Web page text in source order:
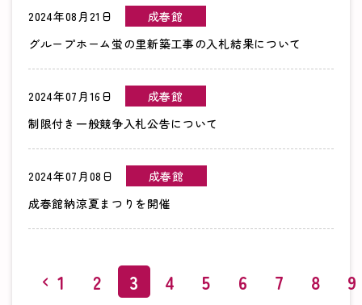
2024年08月21日
成春館
グループホーム蛍の里新築工事の入札結果について
2024年07月16日
成春館
制限付き一般競争入札公告について
2024年07月08日
成春館
成春館納涼夏まつりを開催
1 2 3 4 5 6 7 8 9